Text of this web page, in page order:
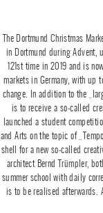
The Dortmund Christmas
in Dortmund during Advent,
121st time in 2019 and is
markets in Germany, with up
change. In addition to the
is to receive a so-called
launched a student
and Arts on the topic of
shell for a new so-called
architect Bernd Trümpler,
summer school with daily
is to be realised afterwards.